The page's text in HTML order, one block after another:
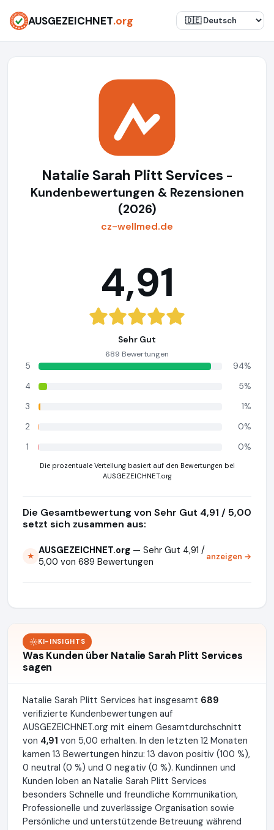
AUSGEZEICHNET.org
Natalie Sarah Plitt Services -
Kundenbewertungen & Rezensionen
(2026)
cz-wellmed.de
4,91
Sehr Gut
689 Bewertungen
5
94%
4
5%
3
1%
2
0%
1
0%
Die prozentuale Verteilung basiert auf den Bewertungen bei
AUSGEZEICHNET.org
Die Gesamtbewertung von Sehr Gut 4,91 / 5,00
setzt sich zusammen aus:
★ AUSGEZEICHNET.org — Sehr Gut 4,91 /
5,00 von 689 Bewertungen
anzeigen →
KI-INSIGHTS
Was Kunden über Natalie Sarah Plitt Services
sagen
Natalie Sarah Plitt Services hat insgesamt 689
verifizierte Kundenbewertungen auf
AUSGEZEICHNET.org mit einem Gesamtdurchschnitt
von 4,91 von 5,00 erhalten. In den letzten 12 Monaten
kamen 13 Bewertungen hinzu: 13 davon positiv (100 %),
0 neutral (0 %) und 0 negativ (0 %). Kundinnen und
Kunden loben an Natalie Sarah Plitt Services
besonders Schnelle und freundliche Kommunikation,
Professionelle und zuverlässige Organisation sowie
Persönliche und unterstützende Betreuung während